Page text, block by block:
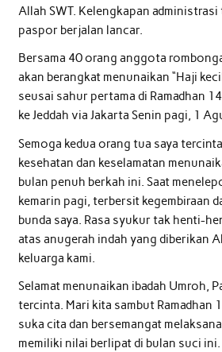
Allah SWT. Kelengkapan
paspor berjalan lancar.
Bersama 40 orang anggota
akan berangkat menunaikan “Haji
seusai sahur pertama di Ramadhan
ke Jeddah via Jakarta Senin pagi, 1
Semoga kedua orang tua saya
kesehatan dan keselamatan
bulan penuh berkah ini. Saat
kemarin pagi, terbersit kegembiraan
bunda saya. Rasa syukur tak henti-
atas anugerah indah yang diberikan
keluarga kami.
Selamat menunaikan ibadah Umroh,
tercinta. Mari kita sambut Ramadhan
suka cita dan bersemangat
memiliki nilai berlipat di bulan suci ini.